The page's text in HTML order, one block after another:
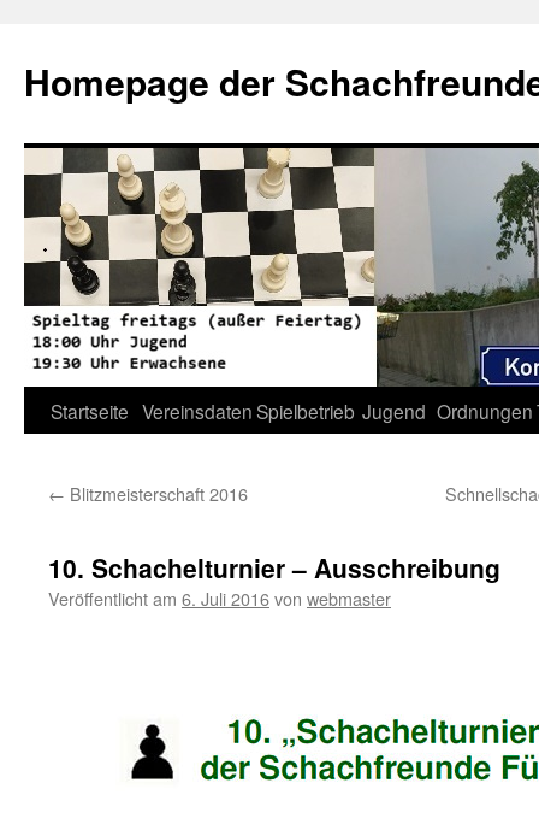
springen
Homepage der
Startseite VereinsdatenSpielbetrieb Jugend Ordnungen
← Blitzmeisterschaft 2016
10. Schachelturnier – Ausschreibung
Veröffentlicht am 6. Juli 2016von webmaster